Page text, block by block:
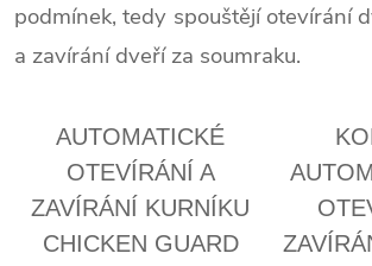
podmínek, tedy spouštějí otevírání
a zavírání dveří za soumraku.